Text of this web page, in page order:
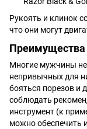
Рукоять и клинок
что они могут
Преимущества
Многие мужчины
непривычных для
бояться порезов и
соблюдать
инструмент (к
можно обеспечить